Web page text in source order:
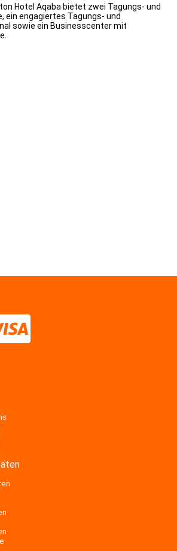
Hotel Aqaba bietet zwei Tagungs- und
ein engagiertes Tagungs- und
sowie ein Businesscenter mit